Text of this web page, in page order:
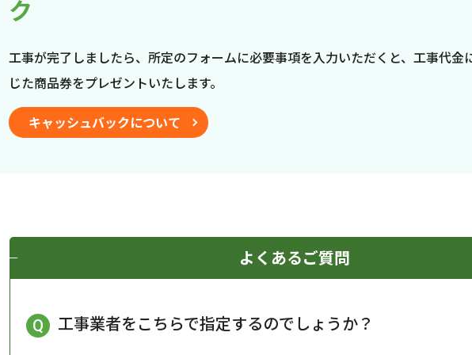
ク
工事が完了しましたら、所定のフォームに必要事項を入力いただくと、工事代金
じた商品券をプレゼントいたします。
キャッシュバックについて
よくあるご質問
工事業者をこちらで指定するのでしょうか？